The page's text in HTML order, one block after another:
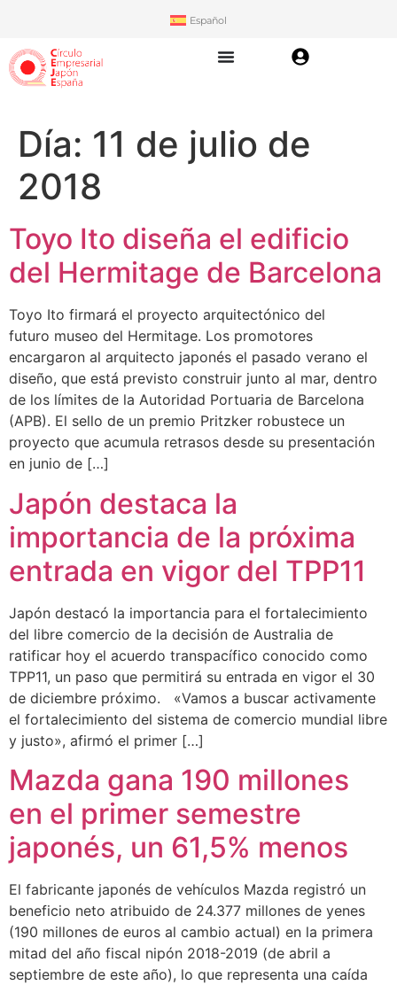
Español
Día: 11 de julio de
2018
Toyo Ito diseña el edificio
del Hermitage de Barcelona
Toyo Ito firmará el proyecto arquitectónico del
futuro museo del Hermitage. Los promotores
encargaron al arquitecto japonés el pasado verano el
diseño, que está previsto construir junto al mar, dentro
de los límites de la Autoridad Portuaria de Barcelona
(APB). El sello de un premio Pritzker robustece un
proyecto que acumula retrasos desde su presentación
en junio de […]
Japón destaca la
importancia de la próxima
entrada en vigor del TPP11
Japón destacó la importancia para el fortalecimiento
del libre comercio de la decisión de Australia de
ratificar hoy el acuerdo transpacífico conocido como
TPP11, un paso que permitirá su entrada en vigor el 30
de diciembre próximo. «Vamos a buscar activamente
el fortalecimiento del sistema de comercio mundial libre
y justo», afirmó el primer […]
Mazda gana 190 millones
en el primer semestre
japonés, un 61,5% menos
El fabricante japonés de vehículos Mazda registró un
beneficio neto atribuido de 24.377 millones de yenes
(190 millones de euros al cambio actual) en la primera
mitad del año fiscal nipón 2018-2019 (de abril a
septiembre de este año), lo que representa una caída